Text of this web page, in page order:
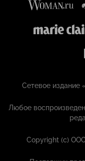
Сетевое издание
Любое
Copyright (с)